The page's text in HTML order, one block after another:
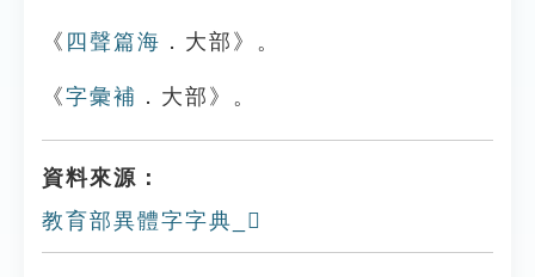
《 四聲篇海 ．大部》。
《字彙補 ．大部》。
資料來源：
教育部異體字字典_𡗽